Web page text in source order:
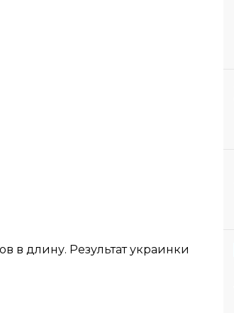
в длину. Результат украинки